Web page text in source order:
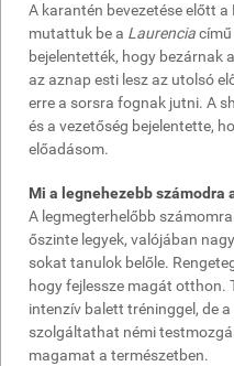
A karantén bevezetése előtt
mutattuk be a Laurencia
bejelentették, hogy bezárnak
az aznap esti lesz az utolsó
erre a sorsra fognak jutni. A
és a vezetőség bejelentette,
előadásom.
Mi a legnehezebb számodra
A legmegterhelőbb
őszinte legyek, valójában
sokat tanulok belőle.
hogy fejlessze magát otthon.
intenzív balett tréninggel, de
szolgáltathat némi
magamat a természetben.